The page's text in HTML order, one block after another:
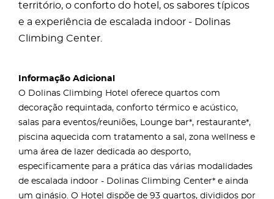
território, o conforto do hotel, os sabores típicos
e a experiência de escalada indoor - Dolinas
Climbing Center.
Informação Adicional
O Dolinas Climbing Hotel oferece quartos com
decoração requintada, conforto térmico e acústico,
salas para eventos/reuniões, Lounge bar*, restaurante*,
piscina aquecida com tratamento a sal, zona wellness e
uma área de lazer dedicada ao desporto,
especificamente para a prática das várias modalidades
de escalada indoor - Dolinas Climbing Center* e ainda
um ginásio. O Hotel dispõe de 93 quartos, divididos por